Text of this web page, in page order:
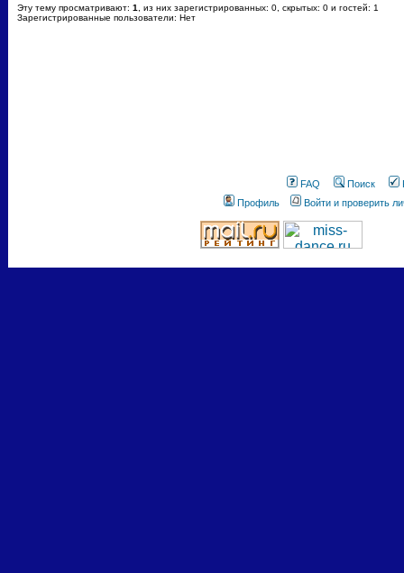
Эту тему просматривают: 1
, из них зарегистрированных: 0, скрытых: 0 и гостей: 1
Зарегистрированные пользователи: Нет
FAQ Поиск
Профиль
Войти и проверить